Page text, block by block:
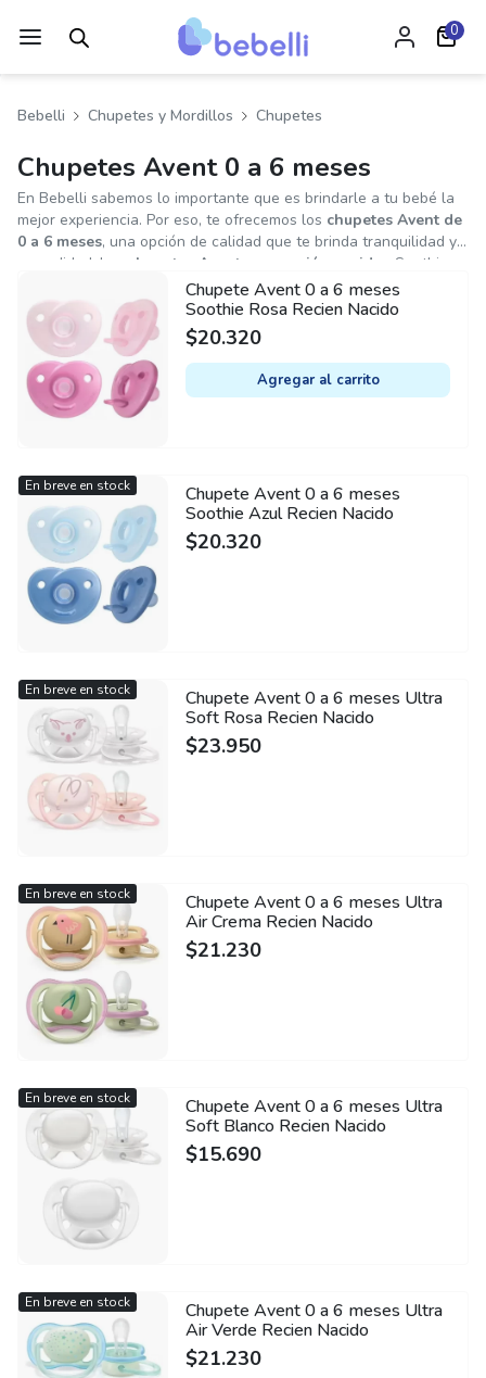
0
Bebelli Chupetes y Mordillos Chupetes
Chupetes Avent 0 a 6 meses
En Bebelli sabemos lo importante que es brindarle a tu bebé la
mejor experiencia. Por eso, te ofrecemos los chupetes Avent de
0 a 6 meses, una opción de calidad que te brinda tranquilidad y
comodidad. Los
chupetes Avent para recién nacidos
Soothie,
Ultra Air y Ultra Soft están diseñados para adaptarse a las
necesidades de tu pequeño tesoro. Con materiales suaves y
seguros, libres de BPA, y con diseños adorables, estos chupetes
cuidan la delicada piel de tu bebé.
Chupete Avent 0 a 6 meses
Soothie Rosa Recien Nacido
$20.320
Agregar al carrito
Chupete Avent 0 a 6 meses
Soothie Azul Recien Nacido
$20.320
En breve en stock
Chupete Avent 0 a 6 meses Ultra
Soft Rosa Recien Nacido
$23.950
En breve en stock
Chupete Avent 0 a 6 meses Ultra
Air Crema Recien Nacido
$21.230
En breve en stock
Chupete Avent 0 a 6 meses Ultra
Soft Blanco Recien Nacido
$15.690
En breve en stock
Chupete Avent 0 a 6 meses Ultra
Air Verde Recien Nacido
$21.230
En breve en stock